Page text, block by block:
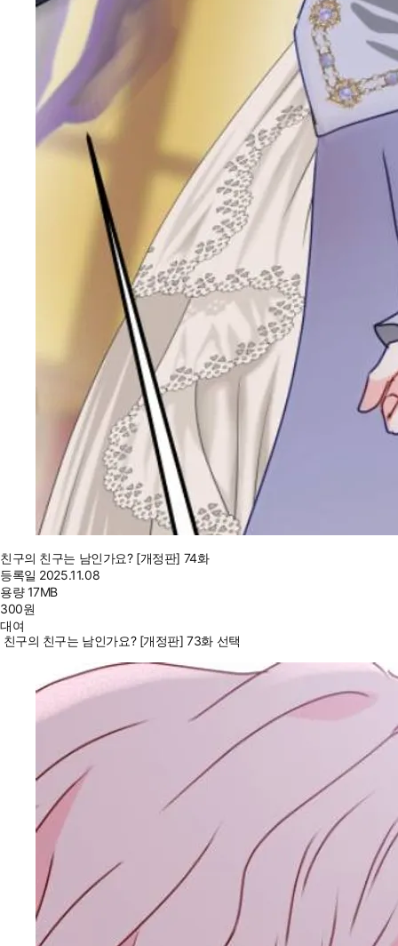
친구의 친구는 남인가요? [개정판] 74화
등록일 2025.11.08
용량17MB
300원
대여
친구의 친구는 남인가요? [개정판] 73화 선택